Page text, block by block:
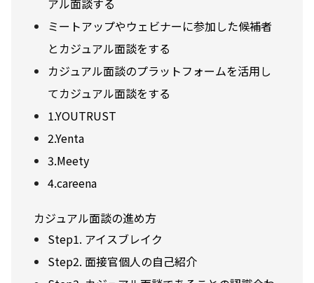
アル面談する
ミートアップやウェビナーに参加した候補者
とカジュアル面談をする
カジュアル面談のプラットフォームを活用し
てカジュアル面談をする
1.YOUTRUST
2.Yenta
3.Meety
4.careena
カジュアル面談の進め方
Step1. アイスブレイク
Step2. 面接官個人の自己紹介